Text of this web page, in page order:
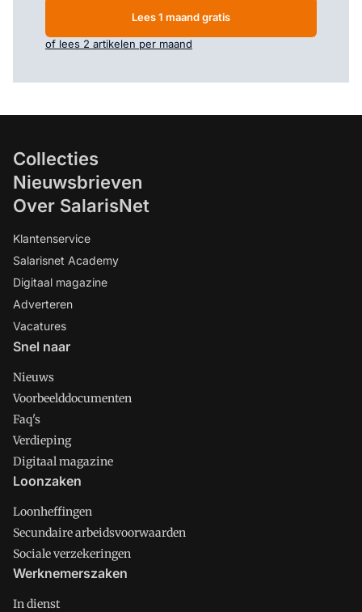
Lees 1 maand gratis
of lees 2 artikelen per maand
Collecties
Nieuwsbrieven
Over SalarisNet
Klantenservice
Salarisnet Academy
Digitaal magazine
Adverteren
Vacatures
Snel naar
Nieuws
Voorbeelddocumenten
Faq's
Verdieping
Digitaal magazine
Loonzaken
Loonheffingen
Secundaire arbeidsvoorwaarden
Sociale verzekeringen
Werknemerszaken
In dienst